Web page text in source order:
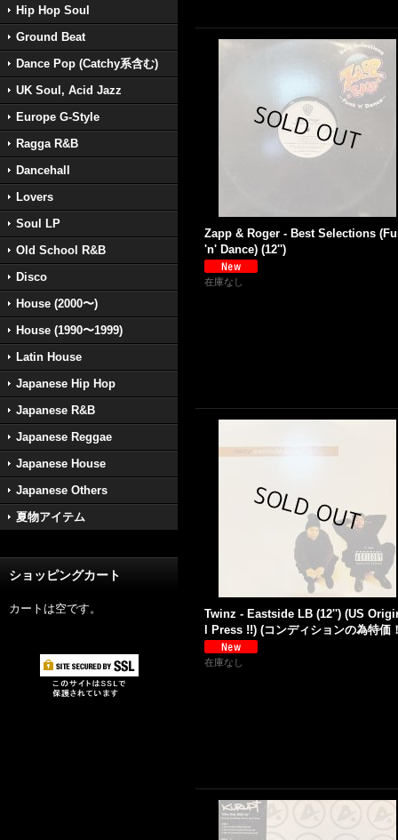
Hip Hop Soul
Ground Beat
Dance Pop (Catchy系含む)
UK Soul, Acid Jazz
Europe G-Style
Ragga R&B
Dancehall
Lovers
Soul LP
Old School R&B
Disco
House (2000〜)
House (1990〜1999)
Latin House
Japanese Hip Hop
Japanese R&B
Japanese Reggae
Japanese House
Japanese Others
夏物アイテム
ショッピングカート
カートは空です。
Zapp & Roger - Best Selections
'n' Dance) (12'')
在庫なし
Twinz - Eastside LB (12'') (US
l Press !!) (コンディションの為特価
在庫なし